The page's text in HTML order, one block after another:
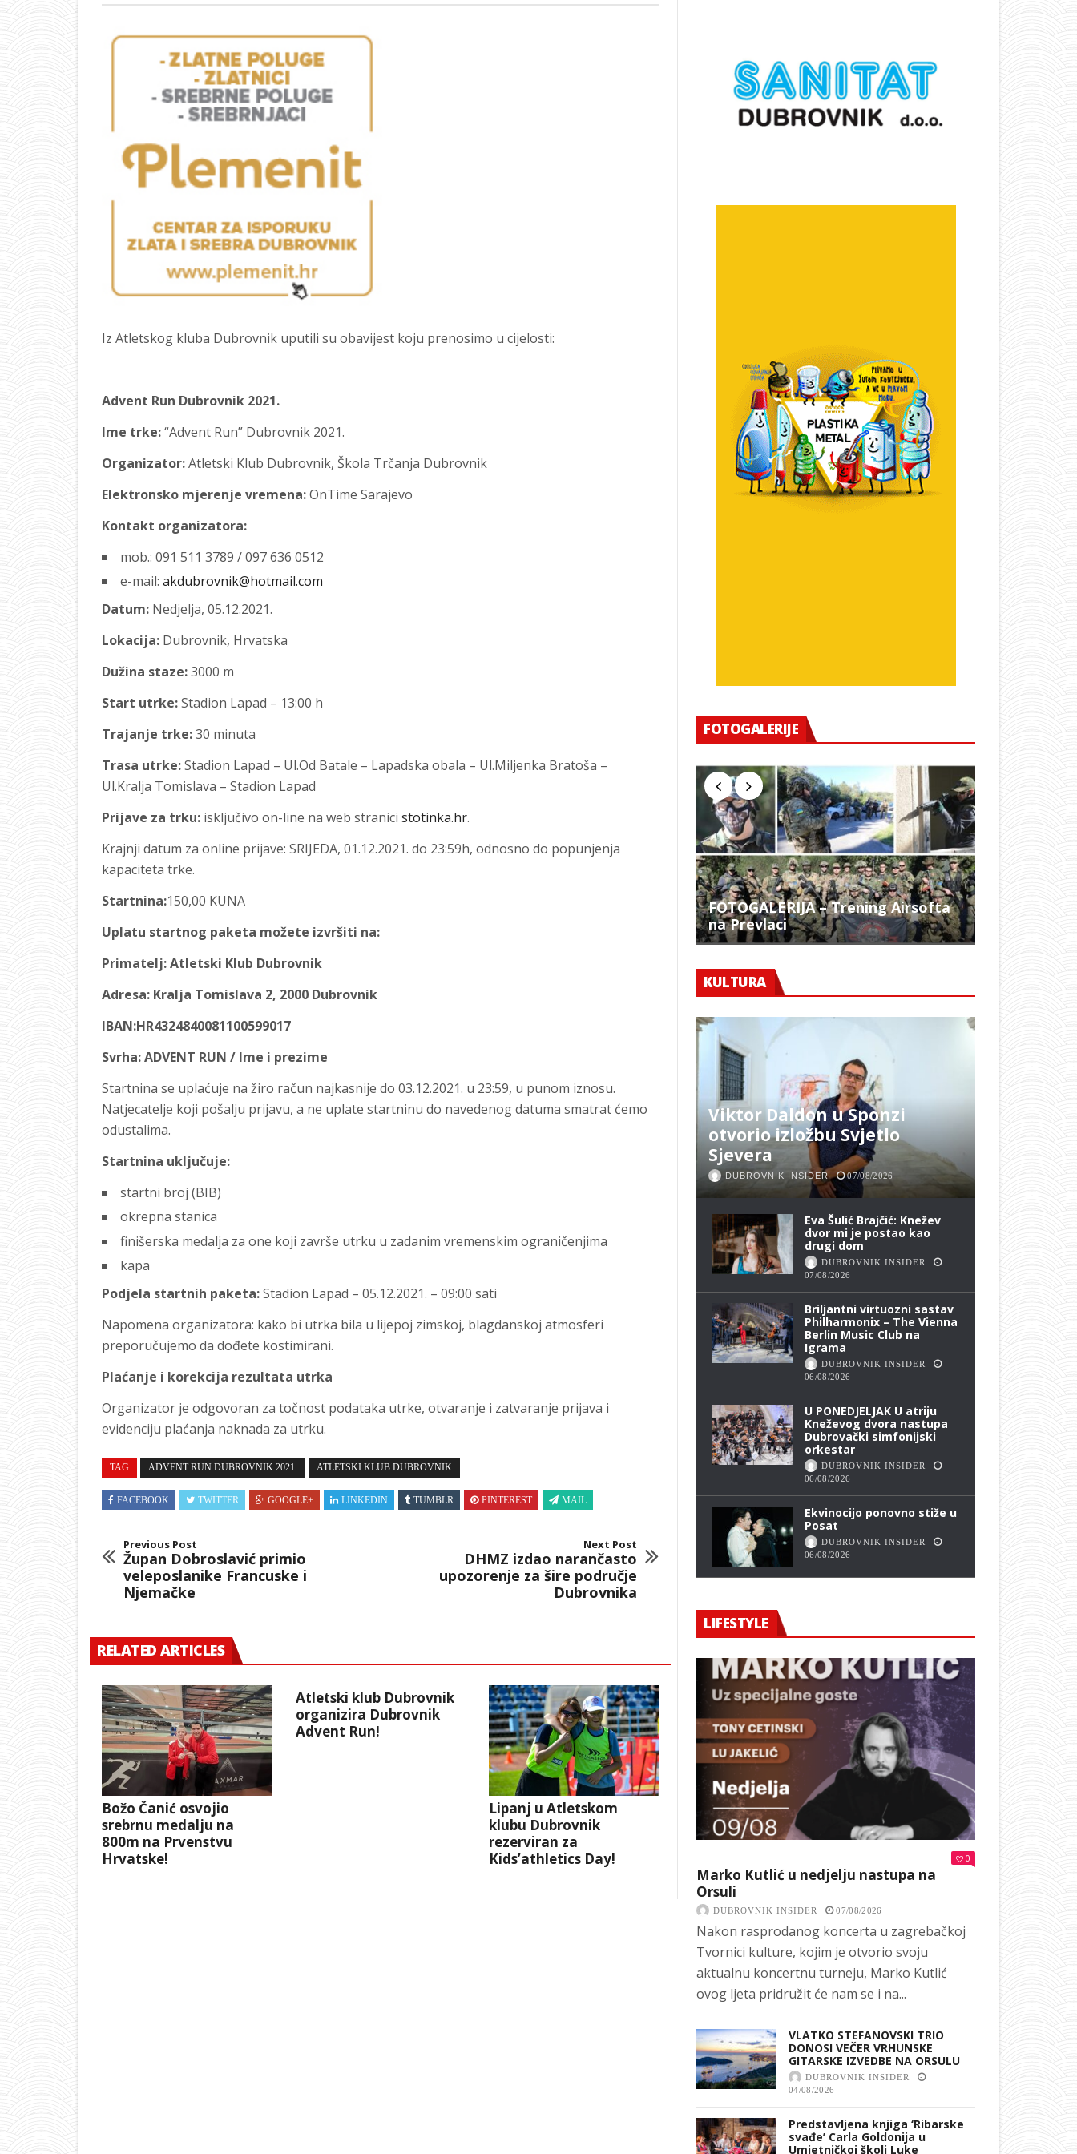
Iz Atletskog kluba Dubrovnik uputili su obavijest koju prenosimo u cijelosti:
Advent Run Dubrovnik 2021.
Ime trke:“Advent Run” Dubrovnik 2021.
Organizator:Atletski Klub Dubrovnik, Škola Trčanja Dubrovnik
Elektronsko mjerenje vremena:OnTime Sarajevo
Kontakt organizatora:
mob.: 091 511 3789 / 097 636 0512
e-mail: akdubrovnik@hotmail.com
Datum: Nedjelja, 05.12.2021.
Lokacija: Dubrovnik, Hrvatska
Dužina staze:3000 m
Start utrke:Stadion Lapad – 13:00 h
Trajanje trke:30 minuta
Trasa utrke:Stadion Lapad – Ul.Od Batale – Lapadska obala – Ul.Miljenka Bratoša –
Ul.Kralja Tomislava – Stadion Lapad
Prijave za trku: isključivo on-line na web stranici stotinka.hr.
Krajnji datum za online prijave: SRIJEDA, 01.12.2021. do 23:59h, odnosno do popunjenja
kapaciteta trke.
Startnina:150,00 KUNA
Uplatu startnog paketa možete izvršiti na:
Primatelj: Atletski Klub Dubrovnik
Adresa: Kralja Tomislava 2, 2000 Dubrovnik
IBAN:HR4324840081100599017
Svrha: ADVENT RUN / Ime i prezime
Startnina se uplaćuje na žiro račun najkasnije do 03.12.2021. u 23:59, u punom iznosu.
Natjecatelje koji pošalju prijavu, a ne uplate startninu do navedenog datuma smatrat ćemo
odustalima.
Startnina uključuje:
startni broj (BIB)
okrepna stanica
finišerska medalja za one koji završe utrku u zadanim vremenskim ograničenjima
kapa
Podjela startnih paketa:Stadion Lapad – 05.12.2021. – 09:00 sati
Napomena organizatora: kako bi utrka bila u lijepoj zimskoj, blagdanskoj atmosferi
preporučujemo da dođete kostimirani.
Plaćanje i korekcija rezultata utrka
Organizator je odgovoran za točnost podataka utrke, otvaranje i zatvaranje prijava i
evidenciju plaćanja naknada za utrku.
TAG ADVENT RUN DUBROVNIK 2021. ATLETSKI KLUB DUBROVNIK
FACEBOOK TWITTER GOOGLE+ LINKEDIN TUMBLR PINTEREST MAIL
Previous Post
Župan Dobroslavić primio
veleposlanike Francuske i
Njemačke
Next Post
DHMZ izdao narančasto
upozorenje za šire područje
Dubrovnika
RELATED ARTICLES
Božo Čanić osvojio
srebrnu medalju na
800m na Prvenstvu
Hrvatske!
Atletski klub Dubrovnik
organizira Dubrovnik
Advent Run!
Lipanj u Atletskom
klubu Dubrovnik
rezerviran za
Kids’athletics Day!
FOTOGALERIJE
FOTOGALERIJA – Trening Airsofta
na Prevlaci
FOTO –
KULTURA
Viktor Daldon u Sponzi
otvorio izložbu Svjetlo
Sjevera
DUBROVNIK INSIDER 07/08/2026
Eva Šulić Brajčić: Knežev
dvor mi je postao kao
drugi dom
DUBROVNIK INSIDER
07/08/2026
Briljantni virtuozni sastav
Philharmonix – The Vienna
Berlin Music Club na
Igrama
DUBROVNIK INSIDER
06/08/2026
U PONEDJELJAK U atriju
Kneževog dvora nastupa
Dubrovački simfonijski
orkestar
DUBROVNIK INSIDER
06/08/2026
Ekvinocijo ponovno stiže u
Posat
DUBROVNIK INSIDER
06/08/2026
LIFESTYLE
0
Marko Kutlić u nedjelju nastupa na
Orsuli
DUBROVNIK INSIDER 07/08/2026
Nakon rasprodanog koncerta u zagrebačkoj
Tvornici kulture, kojim je otvorio svoju
aktualnu koncertnu turneju, Marko Kutlić
ovog ljeta pridružit će nam se i na...
VLATKO STEFANOVSKI TRIO
DONOSI VEČER VRHUNSKE
GITARSKE IZVEDBE NA ORSULU
DUBROVNIK INSIDER
04/08/2026
Predstavljena knjiga ‘Ribarske
svađe’ Carla Goldonija u
Umjetničkoj školi Luke